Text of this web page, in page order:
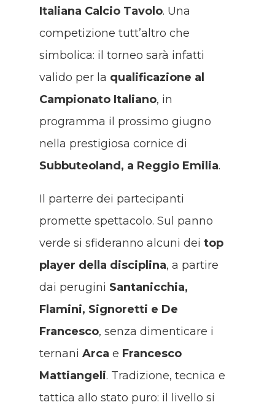
Italiana Calcio Tavolo. Una
competizione tutt’altro che
simbolica: il torneo sarà infatti
valido per la qualificazione al
Campionato Italiano, in
programma il prossimo giugno
nella prestigiosa cornice di
Subbuteoland, a Reggio Emilia.
Il parterre dei partecipanti
promette spettacolo. Sul panno
verde si sfideranno alcuni dei top
player della disciplina, a partire
dai perugini Santanicchia,
Flamini, Signoretti e De
Francesco, senza dimenticare i
ternani Arca e Francesco
Mattiangeli. Tradizione, tecnica e
tattica allo stato puro: il livello si